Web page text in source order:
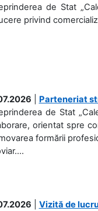
de Stat
privind
Parteneriat
de Stat
orientat spre
formării
Vizită de